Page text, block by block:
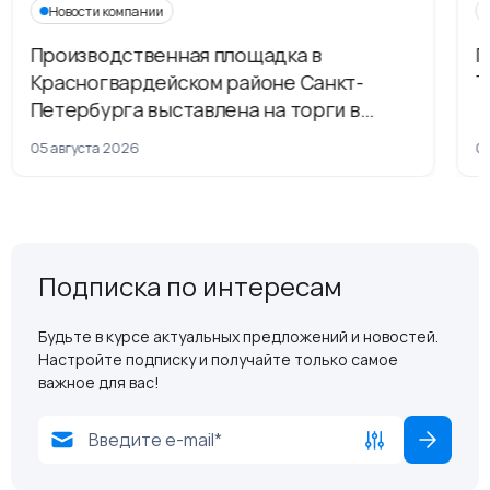
Новости компании
Производственная площадка в
Красногвардейском районе Санкт-
Петербурга выставлена на торги в
рамках приватизации
05 августа 2026
Подписка по интересам
Будьте в курсе актуальных предложений и новостей.
Настройте подписку и получайте только самое
важное для вас!